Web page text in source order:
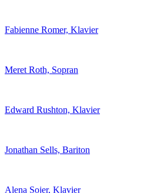
Fabienne Romer, Klavier
Meret Roth, Sopran
Edward Rushton, Klavier
Jonathan Sells, Bariton
Alena Sojer, Klavier